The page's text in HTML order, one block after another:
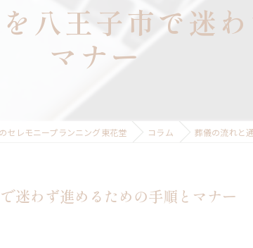
八王子市で迷
マナー
セレモニープランニング東花堂 コラム 葬儀の流れと
迷わず進めるための手順とマナー